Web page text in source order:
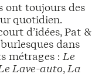
ont toujours des
quotidien.
d’idées, Pat &
dans
métrages : Le
Lave-auto, La